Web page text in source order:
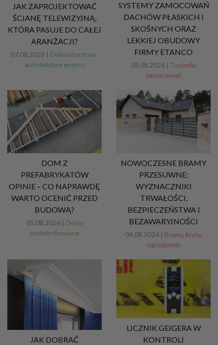
JAK ZAPROJEKTOWAĆ
ŚCIANĘ TELEWIZYJNĄ,
KTÓRA PASUJE DO CAŁEJ
ARANŻACJI?
07.08.2026 | Dekoratorstwo,
architektura wnętrz
SYSTEMY ZAMOCOWAŃ
DACHÓW PŁASKICH I
SKOŚNYCH ORAZ
LEKKIEJ OBUDOWY
FIRMY ETANCO
05.08.2026 | Techniki
zamocowań
DOM Z
PREFABRYKATÓW
OPINIE – CO NAPRAWDĘ
WARTO OCENIĆ PRZED
BUDOWĄ?
05.08.2026 | Domy
prefabrykowane
NOWOCZESNE BRAMY
PRZESUWNE:
WYZNACZNIKI
TRWAŁOŚCI,
BEZPIECZEŃSTWA I
BEZAWARYJNOŚCI
04.08.2026 | Bramy, kraty,
ogrodzenia
JAK DOBRAĆ
LICZNIK GEIGERA W
KONTROLI